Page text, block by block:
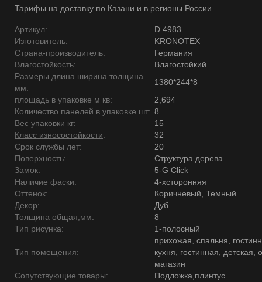
Тарифы на доставку по Казани и в регионы России
Артикул:
D 4983
Изготовитель:
KRONOTEX
Страна-производитель:
Германия
Влагостойкость:
Влагостойкий
Размеры длина ширина толщина
мм:
1380*244*8
площадь в упаковке м кв:
2,694
Количество панелей в упаковке шт: 8
Вес упаковки кг:
15
Класс износостойкости:
32
Срок службы лет:
20
Поверхность:
Структура дерева
Замок:
5-G Click
Наличие фаски:
4-хсторонняя
Оттенок:
Коричневый, Темный
Декор:
Дуб
Толщина общая,мм:
8
Тип рисунка:
1-полосный
Тип помещения:
прихожая, спальня,
кухня, гостинная, детская,
магазин
Сопутствующие товары:
Подложка,плинтус